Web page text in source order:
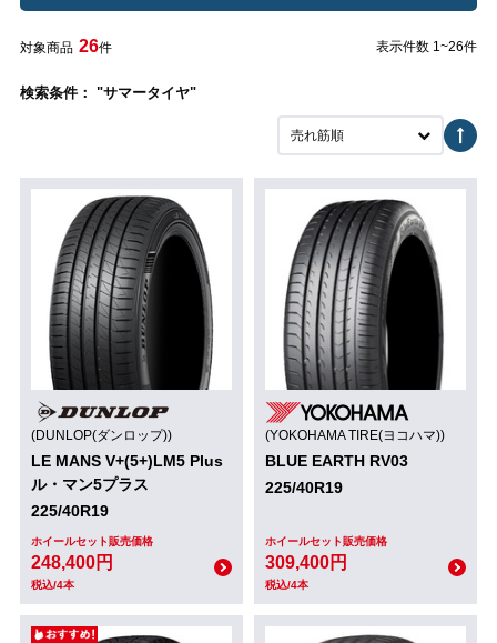
対象商品 26件 表示件数 1~26件
検索条件： "サマータイヤ"
売れ筋順
(DUNLOP(ダンロップ))
LE MANS V+(5+)LM5 Plus
ル・マン5プラス
225/40R19
ホイールセット販売価格
248,400円
税込/4本
(YOKOHAMA TIRE(ヨコハマ))
BLUE EARTH RV03
225/40R19
ホイールセット販売価格
309,400円
税込/4本